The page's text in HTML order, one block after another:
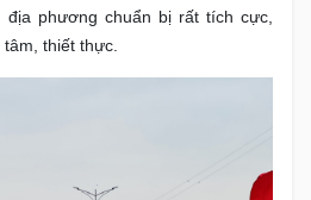
phương chuẩn bị rất tích cực,
thiết thực.